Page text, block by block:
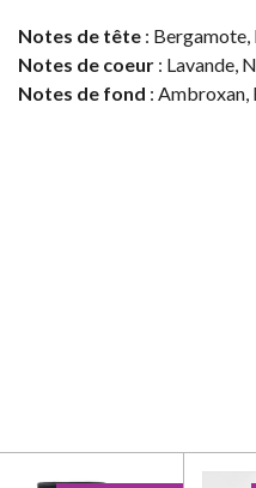
Notes de tête : Bergamote,
Notes de coeur : Lavande,
Notes de fond : Ambroxan,